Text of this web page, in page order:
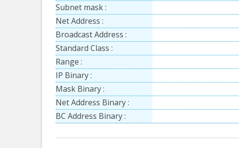
Subnet mask :
Net Address :
Broadcast Address :
Standard Class :
Range :
IP Binary :
Mask Binary :
Net Address Binary :
BC Address Binary :